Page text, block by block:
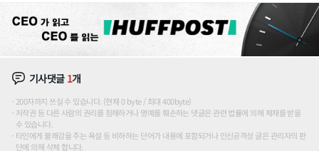
기사댓글 1개
200자까지 쓰실 수 있습니다. (현재 0 byte / 최대 400byte)
저작권 등 다른 사람의 권리를 침해하거나 명예를 훼손하는 댓글은 관련 법률에 의해 제재를 받을
수 있습니다.
타인에게 불쾌감을 주는 욕설 등 비하하는 단어가 내용에 포함되거나 인신공격성 글은 관리자의 판
단에 의해 삭제 합니다.